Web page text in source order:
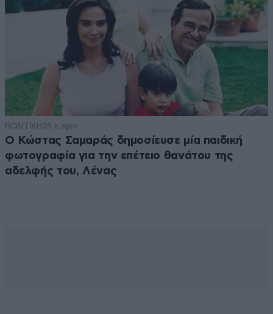
ΠΟΛΙΤΙΚΗ 39 λ. πριν
Ο Κώστας Σαμαράς δημοσίευσε μία παιδική
φωτογραφία για την επέτειο θανάτου της
αδελφής του, Λένας